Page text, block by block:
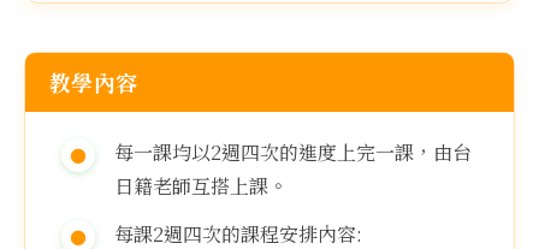
教學內容
每一課均以2週四次的進度上完一課，由台
日籍老師互搭上課。
每課2週四次的課程安排內容: